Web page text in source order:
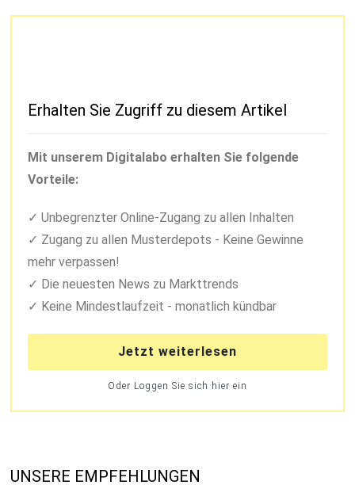
Erhalten Sie Zugriff zu diesem Artikel
Mit unserem Digitalabo erhalten Sie folgende
Vorteile:
Unbegrenzter Online-Zugang zu allen Inhalten
Zugang zu allen Musterdepots - Keine Gewinne
mehr verpassen!
Die neuesten News zu Markttrends
Keine Mindestlaufzeit - monatlich kündbar
Jetzt weiterlesen
Oder Loggen Sie sich hier ein
UNSERE EMPFEHLUNGEN